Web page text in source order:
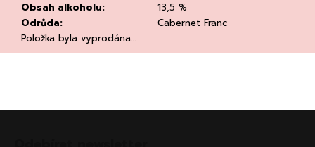
Obsah alkoholu:
13,5 %
Odrůda:
Cabernet Franc
Položka byla vyprodána…
CHLADÍCÍ
TAŠKA
NA
VÍNO
Původně:
Z